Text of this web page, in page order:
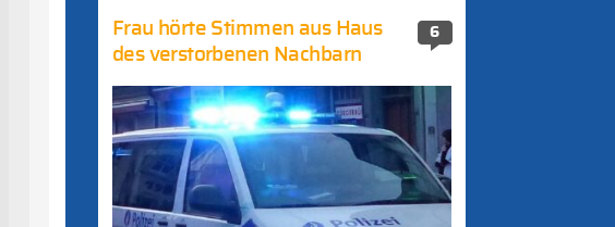
6
Frau hörte Stimmen aus Haus
des verstorbenen Nachbarn